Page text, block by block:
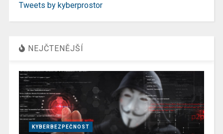
Tweets by kyberprostor
NEJČTENĚJŠÍ
KYBERBEZPEČNOST